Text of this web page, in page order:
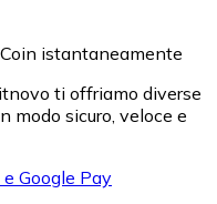
istantaneamente
ti offriamo diverse
modo sicuro, veloce e
Google Pay